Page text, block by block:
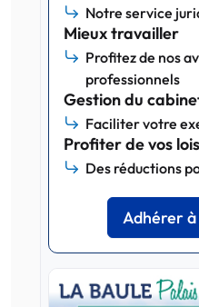
Notre service
Mieux travailler
Profitez de nos
professionnels
Gestion du
Faciliter votre
Profiter de vos
Des réductions
Adhérer à